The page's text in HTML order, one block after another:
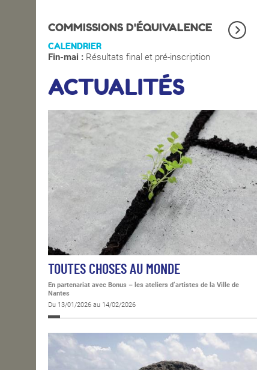
COMMISSIONS D'ÉQUIVALENCE
CALENDRIER
Fin-mai : Résultats final et pré-inscription
ACTUALITÉS
TOUTES CHOSES AU MONDE
En partenariat avec Bonus – les ateliers d’artistes de la Ville de
Nantes
Du 13/01/2026 au 14/02/2026